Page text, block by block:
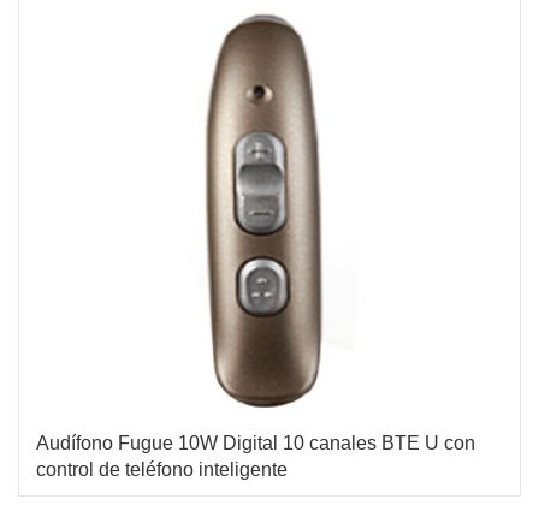
Audífono Fugue 10W Digital 10 canales BTE U con
control de teléfono inteligente